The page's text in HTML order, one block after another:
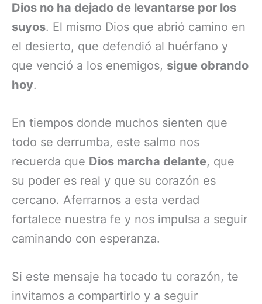
Dios no ha dejado de levantarse por los
suyos. El mismo Dios que abrió camino en
el desierto, que defendió al huérfano y
que venció a los enemigos, sigue obrando
hoy.
En tiempos donde muchos sienten que
todo se derrumba, este salmo nos
recuerda que Dios marcha delante, que
su poder es real y que su corazón es
cercano. Aferrarnos a esta verdad
fortalece nuestra fe y nos impulsa a seguir
caminando con esperanza.
Si este mensaje ha tocado tu corazón, te
invitamos a compartirlo y a seguir